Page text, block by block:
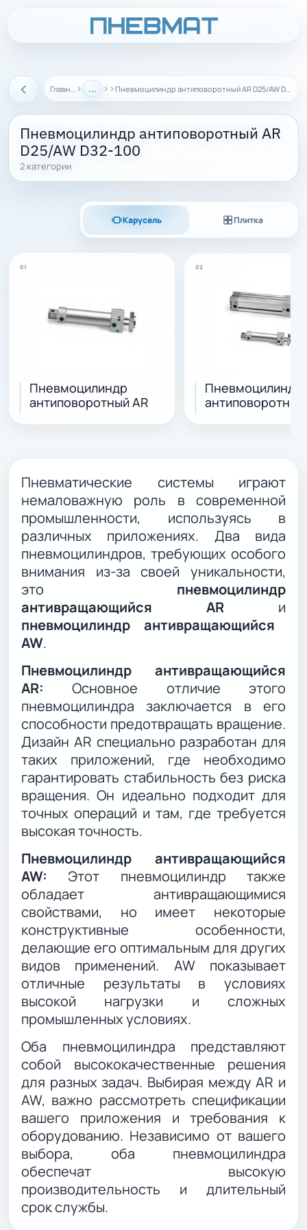
Назад › ... › ›
Пневмоцилиндр антиповоротный AR
D25/AW D32-100
2 категории
Карусель Плитка
01
Пневмоцилиндр
антиповоротный AR
02
Пневмоцилиндр
антиповоротный
Пневматические системы играют
немаловажную роль в современной
промышленности, используясь в
различных приложениях. Два вида
пневмоцилиндров, требующих особого
внимания из-за своей уникальности,
это пневмоцилиндр
антивращающийся AR и
пневмоцилиндр антивращающийся
AW.
Пневмоцилиндр антивращающийся
AR: Основное отличие этого
пневмоцилиндра заключается в его
способности предотвращать вращение.
Дизайн AR специально разработан для
таких приложений, где необходимо
гарантировать стабильность без риска
вращения. Он идеально подходит для
точных операций и там, где требуется
высокая точность.
Пневмоцилиндр антивращающийся
AW: Этот пневмоцилиндр также
обладает антивращающимися
свойствами, но имеет некоторые
конструктивные особенности,
делающие его оптимальным для других
видов применений. AW показывает
отличные результаты в условиях
высокой нагрузки и сложных
промышленных условиях.
Оба пневмоцилиндра представляют
собой высококачественные решения
для разных задач. Выбирая между AR и
AW, важно рассмотреть спецификации
вашего приложения и требования к
оборудованию. Независимо от вашего
выбора, оба пневмоцилиндра
обеспечат высокую
производительность и длительный
срок службы.